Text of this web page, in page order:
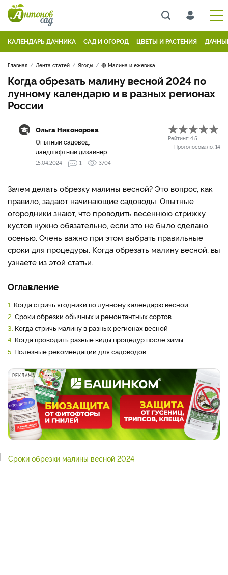
КАЛЕНДАРЬ ДАЧНИКА САД И ОГОРОД ЦВЕТЫ И РАСТЕНИЯ
Главная Лента статей Ягоды 🔴 Малина и ежевика
Когда обрезать малину весной 2024 по
лунному календарю и в разных регионах
России
Ольга Никонорова
Опытный садовод,
ландшафтный дизайнер
Рейтинг: 4.5
Проголосовало: 14
15.04.2024 1 3704
Зачем делать обрезку малины весной? Это вопрос, как
правило, задают начинающие садоводы. Опытные
огородники знают, что проводить весеннюю стрижку
кустов нужно обязательно, если это не было сделано
осенью. Очень важно при этом выбрать правильные
сроки для процедуры. Когда обрезать малину весной, вы
узнаете из этой статьи.
Оглавление
1. Когда стричь ягодники по лунному календарю весной
2. Сроки обрезки обычных и ремонтантных сортов
3. Когда стричь малину в разных регионах весной
4. Когда проводить разные виды процедур после зимы
5. Полезные рекомендации для садоводов
РЕКЛАМА